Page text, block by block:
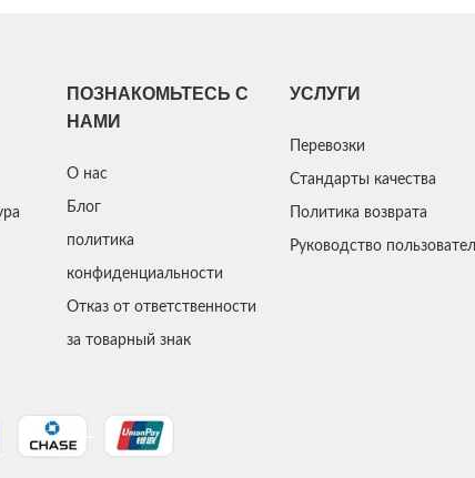
ПОЗНАКОМЬТЕСЬ С
НАМИ
О нас
Блог
политика
конфиденциальности
Отказ от ответственности
за товарный знак
УСЛУГИ
Перевозки
Стандарты качества
Политика возврата
Руководство